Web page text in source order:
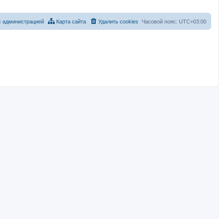
Часовой пояс: UTC+03:00
Удалить cookies
Карта сайта
администрацией